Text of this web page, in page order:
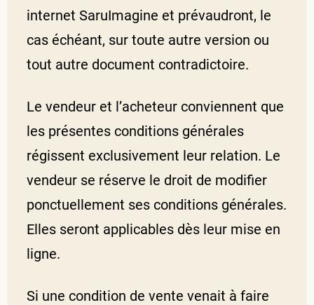
internet SaruImagine et prévaudront, le
cas échéant, sur toute autre version ou
tout autre document contradictoire.
Le vendeur et l’acheteur conviennent que
les présentes conditions générales
régissent exclusivement leur relation. Le
vendeur se réserve le droit de modifier
ponctuellement ses conditions générales.
Elles seront applicables dès leur mise en
ligne.
Si une condition de vente venait à faire